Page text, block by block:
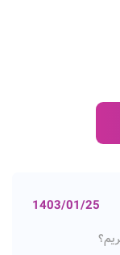
1403/01/25